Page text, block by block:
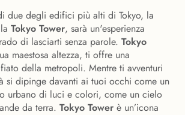
due degli edifici più alti di Tokyo, la
Tokyo Tower, sarà un'esperienza
di lasciarti senza parole. Tokyo
maestosa altezza, ti offre una
della metropoli. Mentre ti avventuri
si dipinge davanti ai tuoi occhi come un
urbano di luci e colori, come un cielo
da terra. Tokyo Tower è un’icona